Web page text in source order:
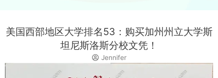
美国西部地区大学排名53：购买加州州立大学斯
坦尼斯洛斯分校文凭！
Jennifer